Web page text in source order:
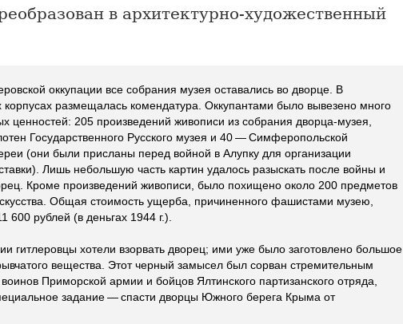
в архитектурно-художественный
оккупации все собрания музея оставались во дворце. В
корпусах размещалась комендатура. Оккупантами было вывезено много
ценностей: 205 произведений живописи из собрания дворца-музея,
Государственного Русского музея и 40 — Симферопольской
(они были присланы перед войной в Алупку для организации
Лишь небольшую часть картин удалось разыскать после войны и
Кроме произведений живописи, было похищено около 200 предметов
Общая стоимость ущерба, причиненного фашистами музею,
600 рублей (в деньгах 1944 г.).
гитлеровцы хотели взорвать дворец; ими уже было заготовлено большое
вещества. Этот черный замысел был сорван стремительным
Приморской армии и бойцов Ялтинского партизанского отряда,
задание — спасти дворцы Южного берега Крыма от